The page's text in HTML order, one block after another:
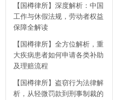
【国樽律所】深度解析：中国
工作与休假法规，劳动者权益
保障全解读
【国樽律所】全方位解析，重
大疾病患者如何申请各类补助
及理赔流程
【国樽律所】盗窃行为法律解
析，从轻微罚款到刑事制裁的